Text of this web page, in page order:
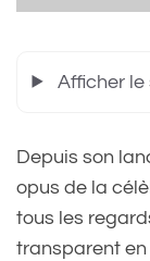
Afficher
Depuis son
opus de la
tous les
transparent en